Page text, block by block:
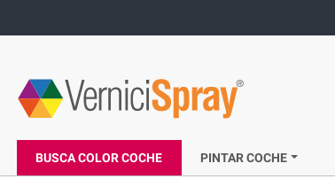
BUSCA COLOR COCHE PINTAR COCHE